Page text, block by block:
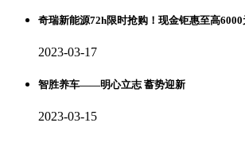
奇瑞新能源72h限时抢购！现金钜惠至高6000
2023-03-17
智胜养车——明心立志 蓄势迎新
2023-03-15